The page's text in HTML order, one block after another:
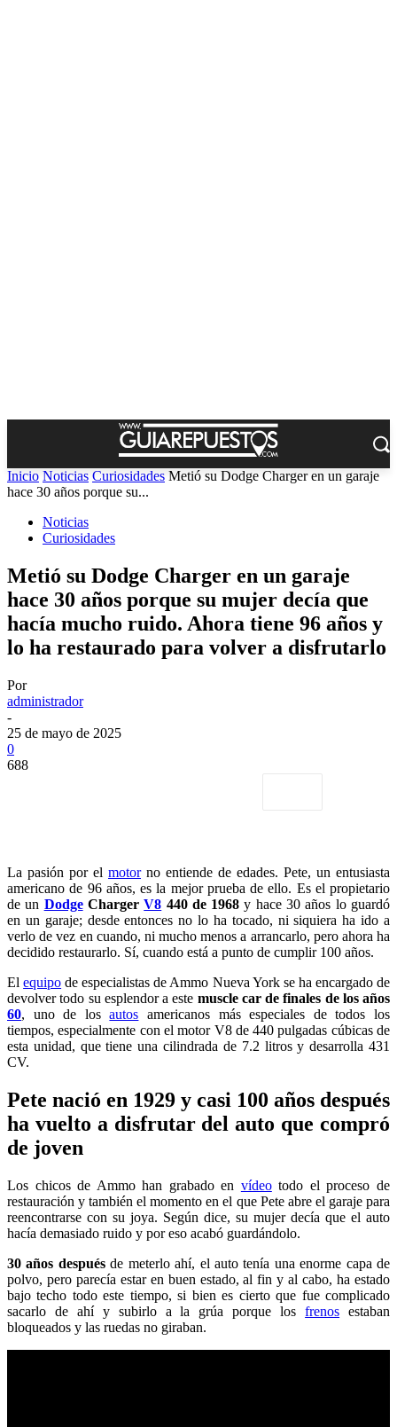
Inicio Noticias Curiosidades Metió su Dodge Charger en un garaje
hace 30 años porque su...
Noticias
Curiosidades
Metió su Dodge Charger en un garaje
hace 30 años porque su mujer decía que
hacía mucho ruido. Ahora tiene 96 años y
lo ha restaurado para volver a disfrutarlo
Por
administrador
-
25 de mayo de 2025
0
688
La pasión por el motorno entiende de edades. Pete, un entusiasta
americano de 96 años, es la mejor prueba de ello. Es el propietario
de un DodgeChargerV8 440 de 1968 y hace 30 años lo guardó
en un garaje; desde entonces no lo ha tocado, ni siquiera ha ido a
verlo de vez en cuando, ni mucho menos a arrancarlo, pero ahora ha
decidido restaurarlo. Sí, cuando está a punto de cumplir 100 años.
Elequipo de especialistas de Ammo Nueva York se ha encargado de
devolver todo su esplendor a este muscle car de finales de los años
60, uno de losautos americanos más especiales de todos los
tiempos, especialmente con el motor V8 de 440 pulgadas cúbicas de
esta unidad, que tiene una cilindrada de 7.2 litros y desarrolla 431
CV.
Pete nació en 1929 y casi 100 años después
ha vuelto a disfrutar del auto que compró
de joven
Los chicos de Ammo han grabado en vídeotodo el proceso de
restauración y también el momento en el que Pete abre el garaje para
reencontrarse con su joya. Según dice, su mujer decía que el auto
hacía demasiado ruido y por eso acabó guardándolo.
30 años despuésde meterlo ahí, el auto tenía una enorme capa de
polvo, pero parecía estar en buen estado, al fin y al cabo, ha estado
bajo techo todo este tiempo, si bien es cierto que fue complicado
sacarlo de ahí y subirlo a la grúa porque losfrenos estaban
bloqueados y las ruedas no giraban.